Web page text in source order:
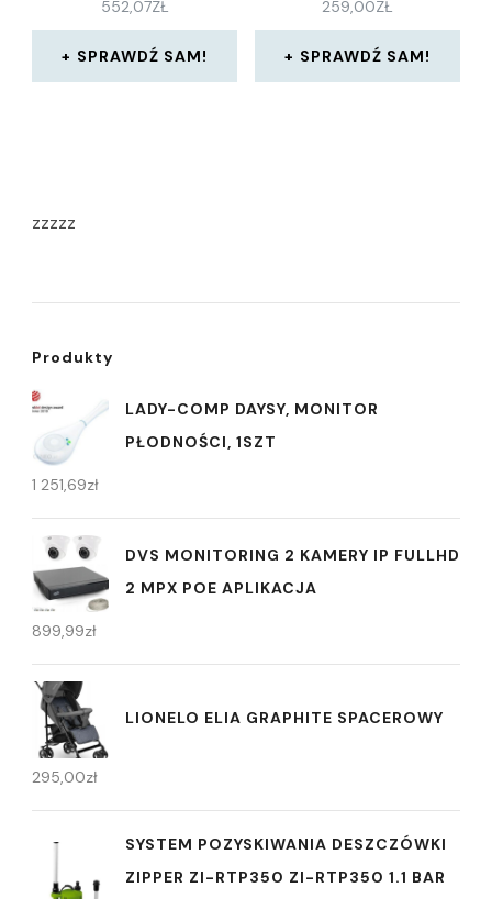
552,07ZŁ
SPRAWDŹ SAM!
259,00ZŁ
SPRAWDŹ SAM!
zzzzz
Produkty
LADY-COMP DAYSY, MONITOR
PŁODNOŚCI, 1SZT
1 251,69zł
DVS MONITORING 2 KAMERY IP FULLHD
2 MPX POE APLIKACJA
899,99zł
LIONELO ELIA GRAPHITE SPACEROWY
295,00zł
SYSTEM POZYSKIWANIA DESZCZÓWKI
ZIPPER ZI-RTP350 ZI-RTP350 1.1 BAR